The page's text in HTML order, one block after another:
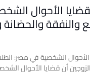
الأحوال
والنفقة
الشخصية في مصر:
أن قضايا الأحوال